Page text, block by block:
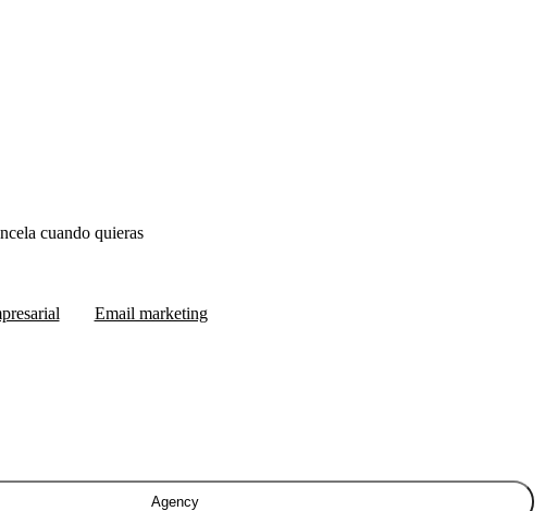
cuando quieras
Email marketing
Agency